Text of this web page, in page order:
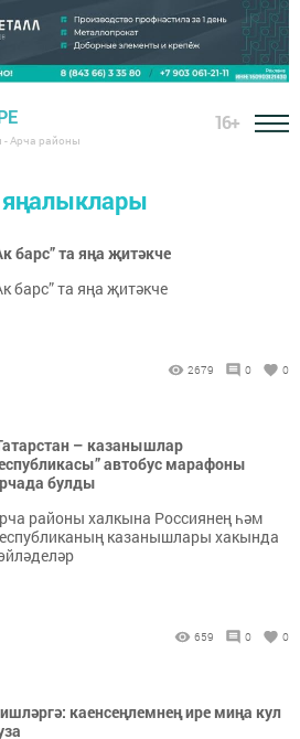
- Арча районы
16+
барс” та яңа җитәкче
барс” та яңа җитәкче
2679 0 0
– казанышлар
автобус марафоны
булды
районы халкына Россиянең һәм
казанышлары хакында
659 0 0
каенсеңлемнең ире миңа кул